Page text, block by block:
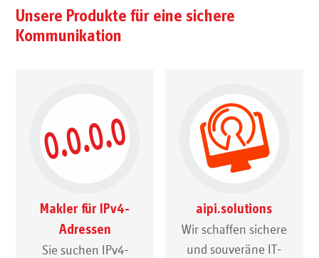
Unsere Produkte für eine sichere
Kommunikation
Makler für IPv4-
Adressen
Sie suchen IPv4-
aipi.solutions
Wir schaffen sichere
und souveräne IT-